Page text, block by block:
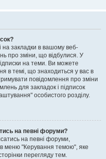
на закладки в вашому веб-
про зміни, що відбулися. У
на теми. Ви можете
в темі, що знаходиться у вас в
повідомлення про зміни
для закладок і підписок
особистого розділу.
на певні форуми?
на певні форуми,
меню "Керування темою", яке
перегляду тем.